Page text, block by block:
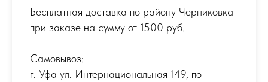
Бесплатная доставка по району Черниковка
при заказе на сумму от 1500 руб.
Самовывоз:
г. Уфа ул. Интернациональная 149, по